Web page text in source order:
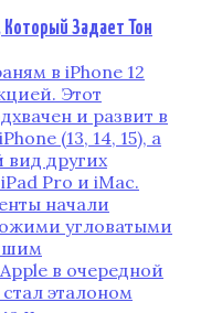
Задает Тон
в iPhone 12
Этот
и развит в
(13‚ 14‚ 15)‚ а
других
Pro и iMac.
начали
угловатыми
в очередной
стал эталоном